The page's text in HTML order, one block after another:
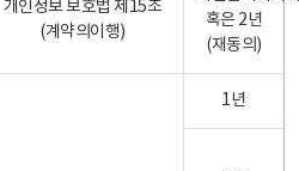
개인정보 보호법 제15조
(계약의이행)
혹은 2년
(재동의)
1년